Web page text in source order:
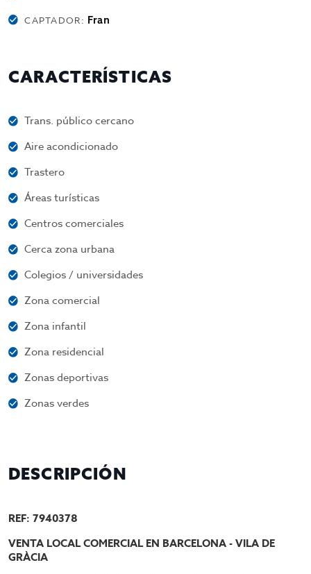
CAPTADOR: Fran
CARACTERÍSTICAS
Trans. público cercano
Aire acondicionado
Trastero
Áreas turísticas
Centros comerciales
Cerca zona urbana
Colegios / universidades
Zona comercial
Zona infantil
Zona residencial
Zonas deportivas
Zonas verdes
DESCRIPCIÓN
REF: 7940378
VENTA LOCAL COMERCIAL EN BARCELONA - VILA DE
GRÀCIA